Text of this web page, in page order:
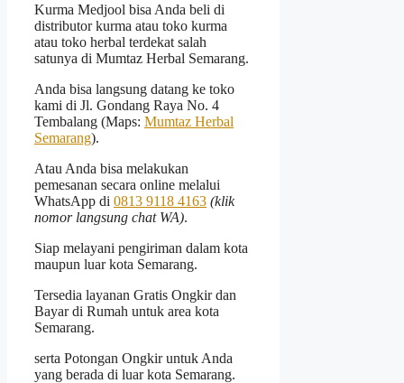
Kurma Medjool bisa Anda beli di
distributor kurma atau toko kurma
atau toko herbal terdekat salah
satunya di Mumtaz Herbal Semarang.
Anda bisa langsung datang ke toko
kami di Jl. Gondang Raya No. 4
Tembalang (Maps: Mumtaz Herbal
Semarang).
Atau Anda bisa melakukan
pemesanan secara online melalui
WhatsApp di 0813 9118 4163 (klik
nomor langsung chat WA).
Siap melayani pengiriman dalam kota
maupun luar kota Semarang.
Tersedia layanan Gratis Ongkir dan
Bayar di Rumah untuk area kota
Semarang.
serta Potongan Ongkir untuk Anda
yang berada di luar kota Semarang.